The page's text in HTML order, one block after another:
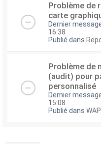
Problème de
carte
Dernier
16:38
Publié dans
Problème de
(audit) pour
personnalisé
Dernier
15:08
Publié dans